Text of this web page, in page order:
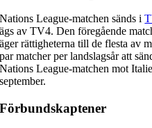
Nations League-matchen sänds i
ägs av TV4. Den föregående
äger rättigheterna till de flesta av
par matcher per landslagsår att
Nations League-matchen mot
september.
Förbundskaptener